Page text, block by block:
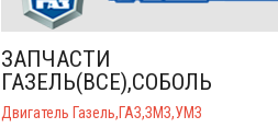
ЗАПЧАСТИ
ГАЗЕЛЬ(ВСЕ),СОБОЛЬ
Двигатель Газель,ГАЗ,ЗМЗ,УМЗ